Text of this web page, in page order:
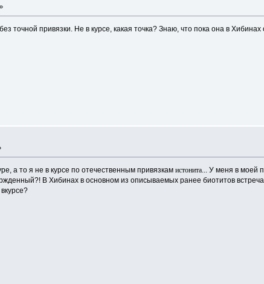
точной привязки. Не в курсе, какая точка? Знаю, что пока она в Хибинах
а то я не в курсе по отечественным привязкам истонита... У меня в моей
В Хибинах в основном из описываемых ранее биотитов